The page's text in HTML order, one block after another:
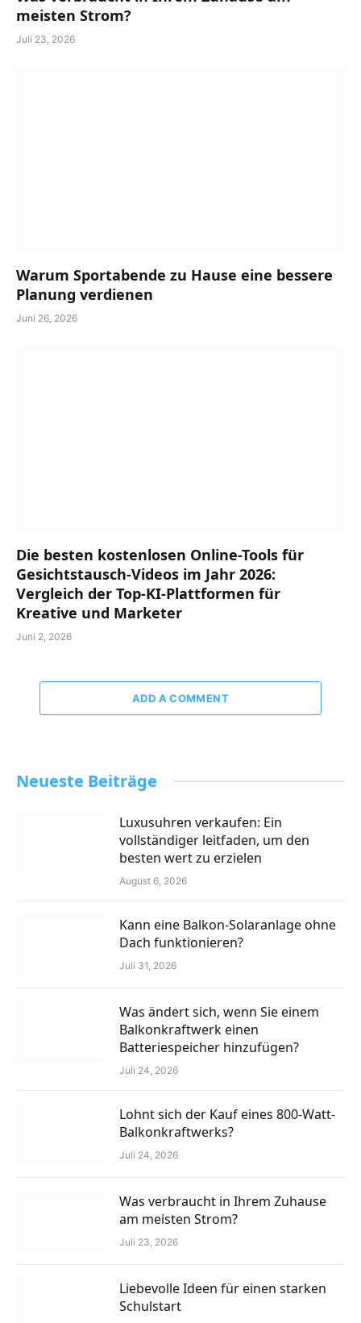
meisten Strom?
Juli 23, 2026
Warum Sportabende zu Hause eine bessere
Planung verdienen
Juni 26, 2026
Die besten kostenlosen Online-Tools für
Gesichtstausch-Videos im Jahr 2026:
Vergleich der Top-KI-Plattformen für
Kreative und Marketer
Juni 2, 2026
ADD A COMMENT
Neueste Beiträge
Luxusuhren verkaufen: Ein
vollständiger leitfaden, um den
besten wert zu erzielen
August 6, 2026
Kann eine Balkon-Solaranlage ohne
Dach funktionieren?
Juli 31, 2026
Was ändert sich, wenn Sie einem
Balkonkraftwerk einen
Batteriespeicher hinzufügen?
Juli 24, 2026
Lohnt sich der Kauf eines 800-Watt-
Balkonkraftwerks?
Juli 24, 2026
Was verbraucht in Ihrem Zuhause
am meisten Strom?
Juli 23, 2026
Liebevolle Ideen für einen starken
Schulstart